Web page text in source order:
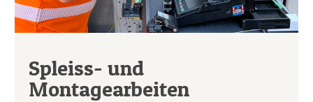
Spleiss- und
Montagearbeiten